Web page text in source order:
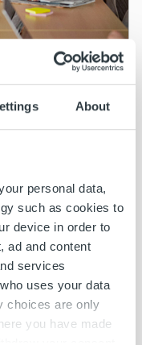
About
personal data,
such as cookies to
device in order to
ad and content
services
uses your data
choices are only
you have made
avulla